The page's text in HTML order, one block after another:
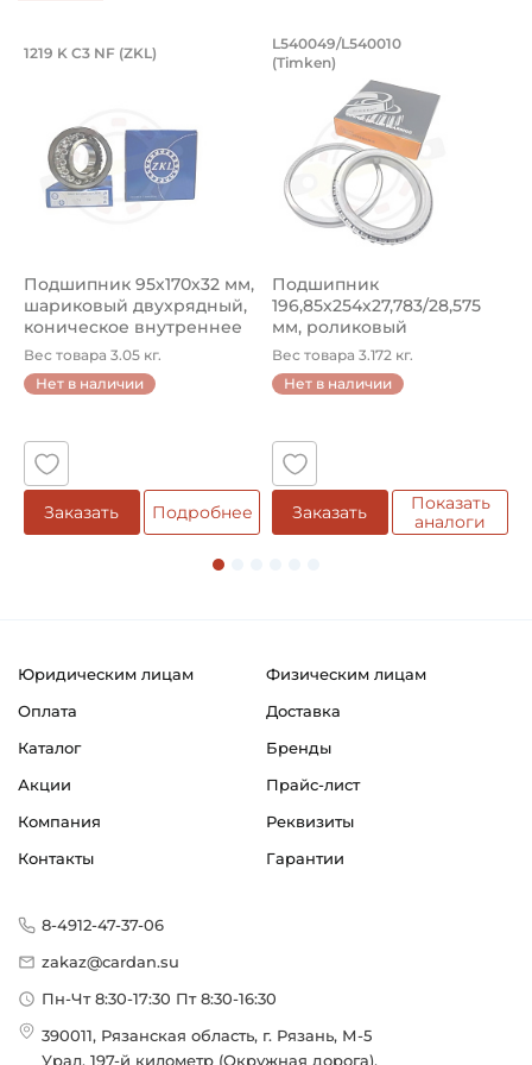
Подшипник 95х170х32 мм, шариковый
Подшипник 95х170х32 мм, шариковый двухрядный,
1219 K C3 NF (ZKL)
Подшипник 95х170х32 мм,
шариковый двухрядный,
коническое внутреннее
кол...
Вес товара 3.05 кг.
Нет в наличии
Заказать Подробнее
Подшипник
Подшипник
L540049/L540010
(Timken)
Подшипник
196,85х254х27,783/28,575
мм, роликовый
однорядный конический
...
Вес товара 3.172 кг.
Нет в наличии
Заказать
Показать
аналоги
Юридическим лицам
Физическим лицам
Оплата
Доставка
Каталог
Бренды
Акции
Прайс-лист
Компания
Реквизиты
Контакты
Гарантии
8-4912-47-37-06
zakaz@cardan.su
Пн-Чт 8:30-17:30 Пт 8:30-16:30
390011, Рязанская область, г. Рязань, М-5
Урал, 197-й километр (Окружная дорога),